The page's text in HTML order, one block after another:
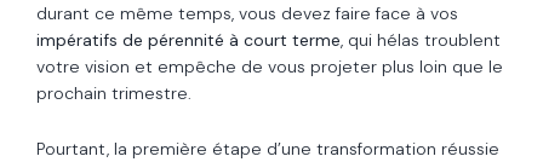
durant ce même temps, vous devez faire face à vos
impératifs de pérennité à court terme , qui hélas troublent
votre vision et empêche de vous projeter plus loin que le
prochain trimestre.
Pourtant, la première étape d’une transformation réussie